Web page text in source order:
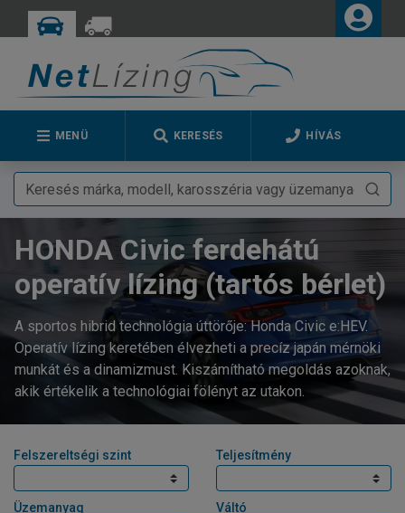
MENÜ KERESÉS HÍVÁS
HONDA Civic ferdehátú
operatív lízing (tartós bérlet)
A sportos hibrid technológia úttörője: Honda Civic e:HEV.
Operatív lízing keretében élvezheti a precíz japán mérnöki
munkát és a dinamizmust. Kiszámítható megoldás azoknak,
akik értékelik a technológiai fölényt az utakon.
Felszereltségi szint Teljesítmény
Üzemanyag Váltó